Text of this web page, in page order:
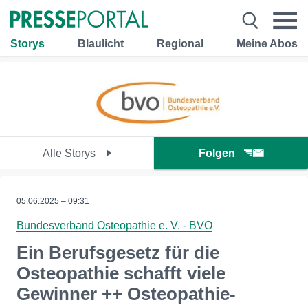
Storys Blaulicht Regional Meine Abos
Alle Storys Folgen
05.06.2025 – 09:31
Bundesverband Osteopathie e. V. - BVO
Ein Berufsgesetz für die
Osteopathie schafft viele
Gewinner ++ Osteopathie-